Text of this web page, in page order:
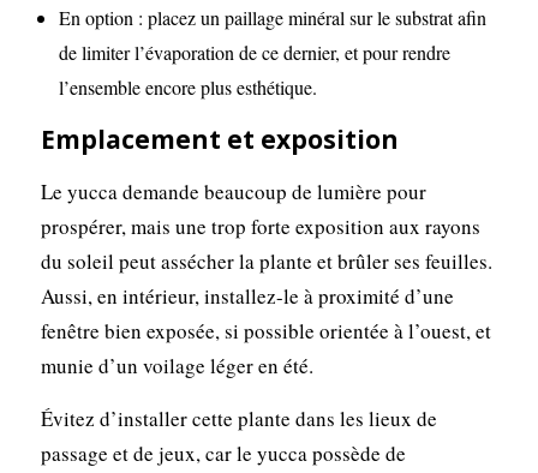
En option : placez un paillage minéral sur le substrat afin
de limiter l’évaporation de ce dernier, et pour rendre
l’ensemble encore plus esthétique.
Emplacement et exposition
Le yucca demande beaucoup de lumière pour
prospérer, mais une trop forte exposition aux rayons
du soleil peut assécher la plante et brûler ses feuilles.
Aussi, en intérieur, installez-le à proximité d’une
fenêtre bien exposée, si possible orientée à l’ouest, et
munie d’un voilage léger en été.
Évitez d’installer cette plante dans les lieux de
passage et de jeux, car le yucca possède de